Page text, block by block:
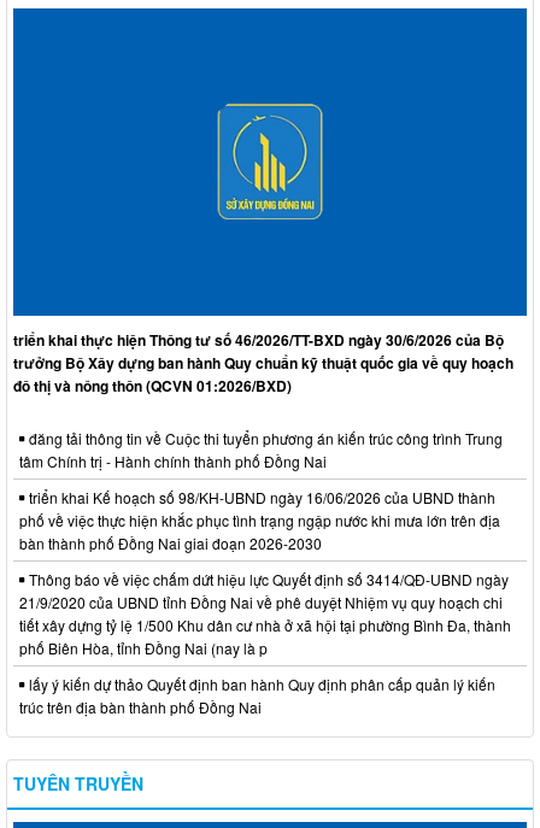
triển khai thực hiện Thông tư số 46/2026/TT-BXD ngày 30/6/2026 của Bộ
trưởng Bộ Xây dựng ban hành Quy chuẩn kỹ thuật quốc gia về quy hoạch
đô thị và nông thôn (QCVN 01:2026/BXD)
đăng tải thông tin về Cuộc thi tuyển phương án kiến trúc công trình Trung
tâm Chính trị - Hành chính thành phố Đồng Nai
triển khai Kế hoạch số 98/KH-UBND ngày 16/06/2026 của UBND thành
phố về việc thực hiện khắc phục tình trạng ngập nước khi mưa lớn trên địa
bàn thành phố Đồng Nai giai đoạn 2026-2030
Thông báo về việc chấm dứt hiệu lực Quyết định số 3414/QĐ-UBND ngày
21/9/2020 của UBND tỉnh Đồng Nai về phê duyệt Nhiệm vụ quy hoạch chi
tiết xây dựng tỷ lệ 1/500 Khu dân cư nhà ở xã hội tại phường Bình Đa, thành
phố Biên Hòa, tỉnh Đồng Nai (nay là p
lấy ý kiến dự thảo Quyết định ban hành Quy định phân cấp quản lý kiến
trúc trên địa bàn thành phố Đồng Nai
TUYÊN TRUYỀN